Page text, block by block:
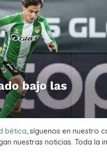
bética, síguenos en nuestro
nuestras noticias. Toda la